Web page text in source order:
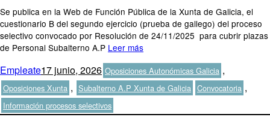
Se publica en la Web de Función Pública de la Xunta de Galicia, el
cuestionario B del segundo ejercicio (prueba de gallego) del proceso
selectivo convocado por Resolución de 24/11/2025 para cubrir plazas
de Personal Subalterno A.P Leer más
Autor
EmpleatePublicado
el
17 junio, 2026Categorías
Oposiciones Autonómicas Galicia ,
Oposiciones Xunta , Subalterno A.P Xunta de Galicia Etiquetas
Convocatoria ,
Información procesos selectivos